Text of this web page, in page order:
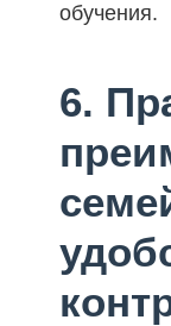
обучения.
6.